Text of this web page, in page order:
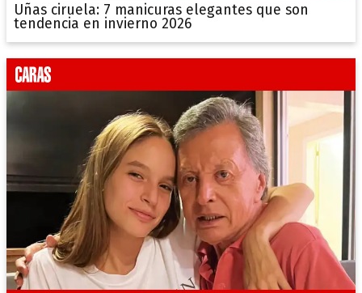
Uñas ciruela: 7 manicuras elegantes que son
tendencia en invierno 2026